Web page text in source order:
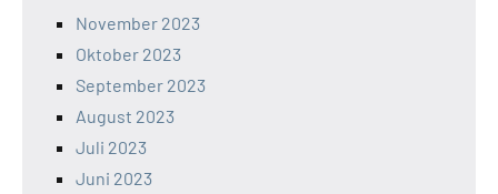
November 2023
Oktober 2023
September 2023
August 2023
Juli 2023
Juni 2023